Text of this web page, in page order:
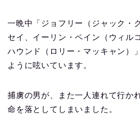
一晩中「ジョフリー（ジャック・
セイ、イーリン・ペイン（ウィル
ハウンド（ロリー・マッキャン）
ように呟いています。
捕虜の男が、また一人連れて行か
命を落としてしまいました。